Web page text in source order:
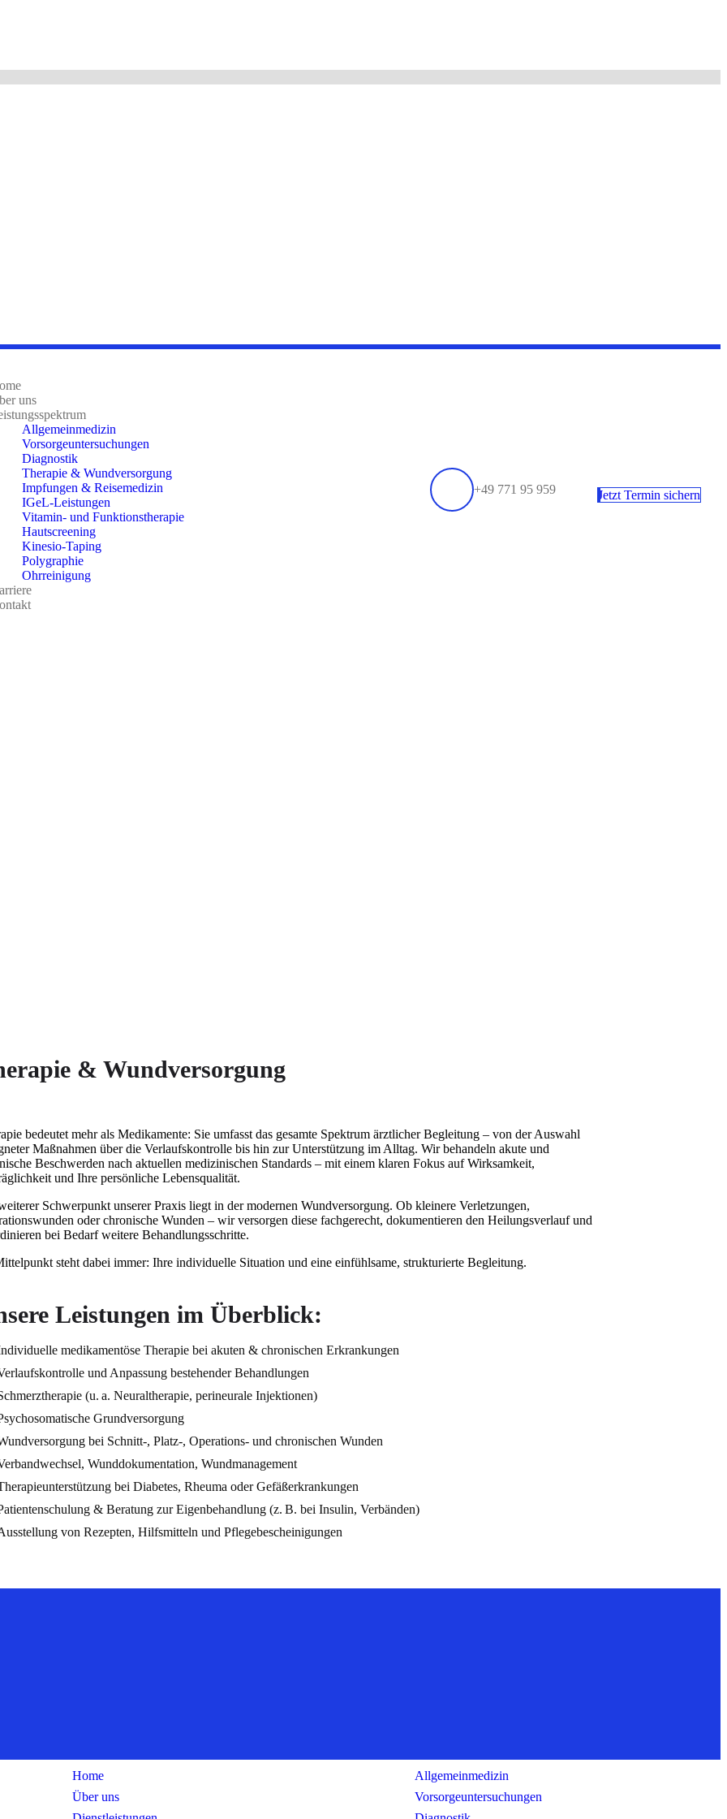
uns
Allgemeinmedizin
Vorsorgeuntersuchungen
Diagnostik
Therapie & Wundversorgung
Impfungen & Reisemedizin
IGeL-Leistungen
Vitamin- und Funktionstherapie
Hautscreening
Kinesio-Taping
Polygraphie
Ohrreinigung
+49 771 95 959 Jetzt Termin sichern
& Wundversorgung
bedeutet mehr als Medikamente: Sie umfasst das gesamte Spektrum ärztlicher Begleitung – von der Auswahl
Maßnahmen über die Verlaufskontrolle bis hin zur Unterstützung im Alltag. Wir behandeln akute und
Beschwerden nach aktuellen medizinischen Standards – mit einem klaren Fokus auf Wirksamkeit,
und Ihre persönliche Lebensqualität.
Schwerpunkt unserer Praxis liegt in der modernen Wundversorgung. Ob kleinere Verletzungen,
oder chronische Wunden – wir versorgen diese fachgerecht, dokumentieren den Heilungsverlauf und
bei Bedarf weitere Behandlungsschritte.
steht dabei immer: Ihre individuelle Situation und eine einfühlsame, strukturierte Begleitung.
Leistungen im Überblick:
medikamentöse Therapie bei akuten & chronischen Erkrankungen
und Anpassung bestehender Behandlungen
(u. a. Neuraltherapie, perineurale Injektionen)
Grundversorgung
bei Schnitt-, Platz-, Operations- und chronischen Wunden
Wunddokumentation, Wundmanagement
bei Diabetes, Rheuma oder Gefäßerkrankungen
& Beratung zur Eigenbehandlung (z. B. bei Insulin, Verbänden)
von Rezepten, Hilfsmitteln und Pflegebescheinigungen
Home
Über uns
Allgemeinmedizin
Vorsorgeuntersuchungen